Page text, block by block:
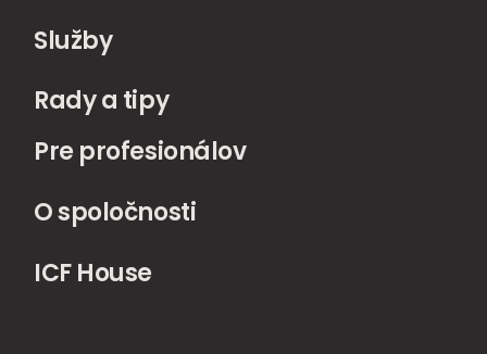
Služby
Rady a tipy
Pre profesionálov
O spoločnosti
ICF House